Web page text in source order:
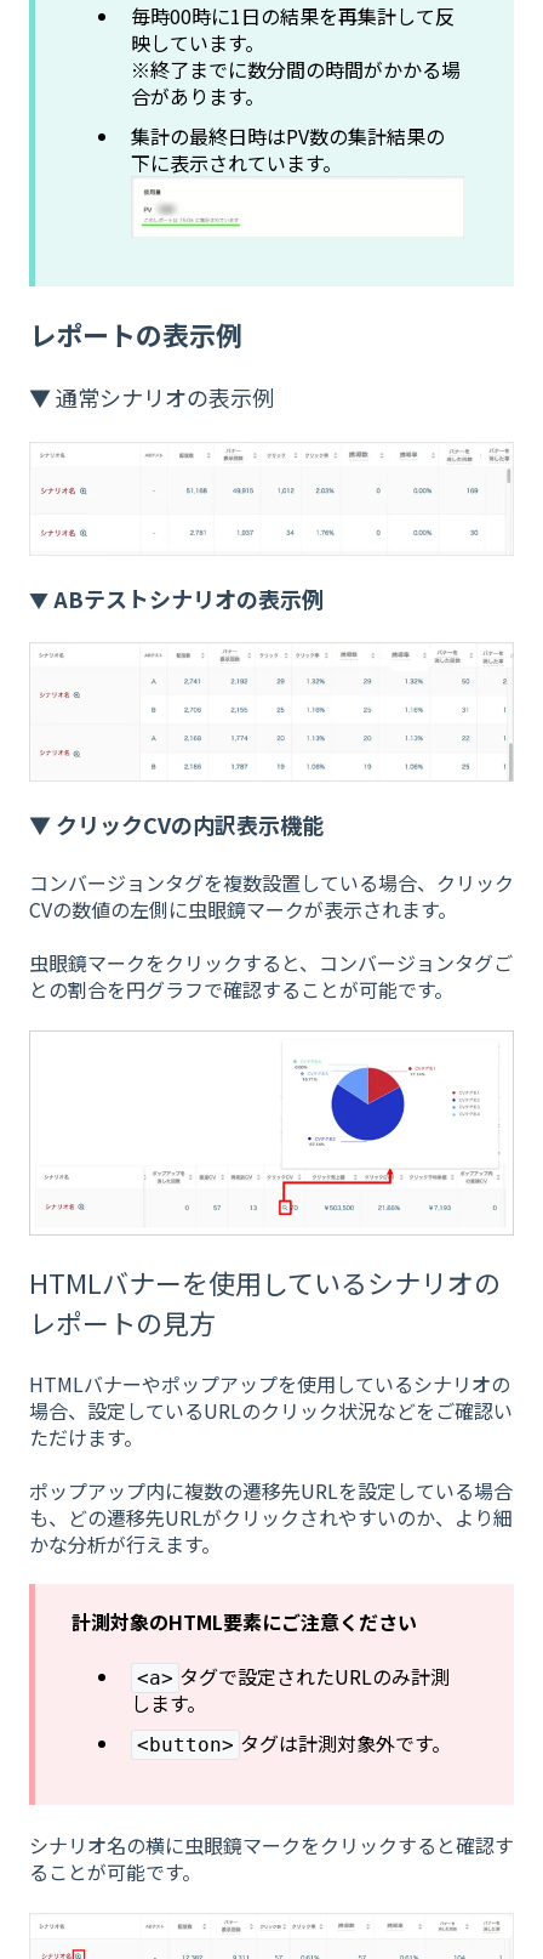
毎時00時に1日の結果を再集計して反
映しています。
※終了までに数分間の時間がかかる場
合があります。
集計の最終日時はPV数の集計結果の
下に表示されています。
レポートの表示例
▼ 通常シナリオの表示例
▼ABテストシナリオの表示例
▼ クリックCVの内訳表示機能
コンバージョンタグを複数設置している場合、クリック
CVの数値の左側に虫眼鏡マークが表示されます。
虫眼鏡マークをクリックすると、コンバージョンタグご
との割合を円グラフで確認することが可能です。
HTMLバナーを使用しているシナリオの
レポートの見方
HTMLバナーやポップアップを使用しているシナリオの
場合、設定しているURLのクリック状況などをご確認い
ただけます。
ポップアップ内に複数の遷移先URLを設定している場合
も、どの遷移先URLがクリックされやすいのか、より細
かな分析が行えます。
計測対象のHTML要素にご注意ください
<a> タグで設定されたURLのみ計測
します。
<button> タグは計測対象外です。
シナリオ名の横に虫眼鏡マークをクリックすると確認す
ることが可能です。